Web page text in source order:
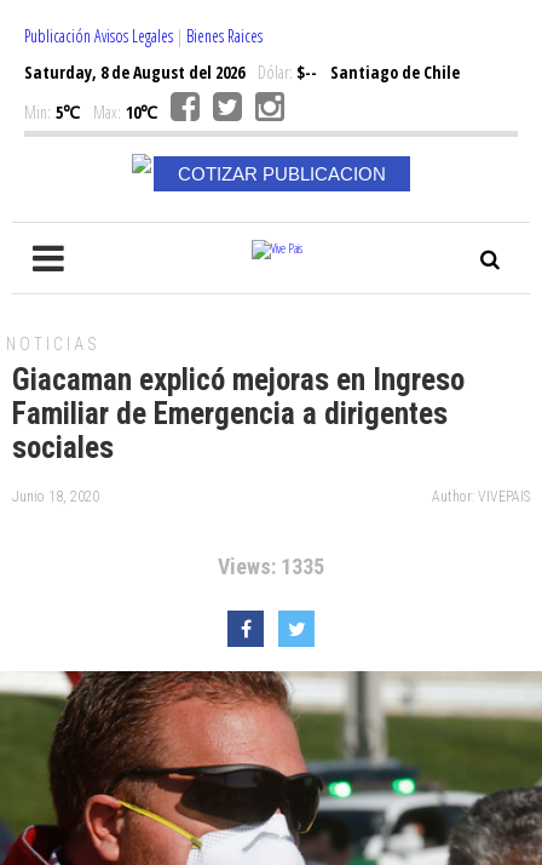
Publicación Avisos Legales | Bienes Raices
Saturday, 8 de August del 2026Dólar: $--
Santiago de Chile
Min: 5℃ Max: 10℃
COTIZAR PUBLICACION
NOTICIAS
Giacaman explicó mejoras en Ingreso
Familiar de Emergencia a dirigentes
sociales
Junio 18, 2020 Author: VIVEPAIS
Views: 1335